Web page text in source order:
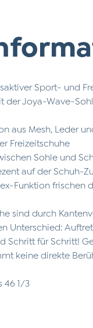
Sport- und
der Joya-Wave-
aus Mesh, Leder
Freizeitschuhe
Sohle und
auf der Schuh-
Funktion frischen
sind durch
Unterschied:
Schritt für Schritt!
keine direkte
46 1/3